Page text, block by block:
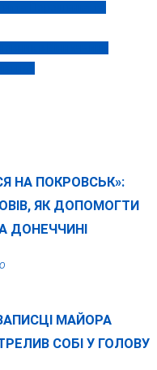
НА ПОКРОВСЬК»:
ЯК ДОПОМОГТИ
ДОНЕЧЧИНІ
МАЙОРА
СОБІ У ГОЛОВУ